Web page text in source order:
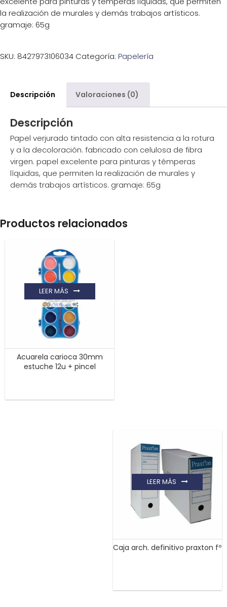
la realización de murales y demás trabajos artísticos.
gramaje: 65g
SKU: 8427973106034 Categoría: Papelería
Descripción Valoraciones (0)
Descripción
Papel verjurado tintado con alta resistencia a la rotura
y a la decoloración. fabricado con celulosa de fibra
virgen. papel excelente para pinturas y témperas
líquidas, que permiten la realización de murales y
demás trabajos artísticos. gramaje: 65g
Productos relacionados
Acuarela carioca 30mm
estuche 12u + pincel
LEER MÁS
Caja arch. definitivo praxton fº
LEER MÁS